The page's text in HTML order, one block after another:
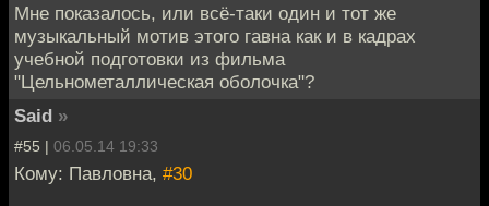
Мне показалось, или всё-таки один и тот же
музыкальный мотив этого гавна как и в кадрах
учебной подготовки из фильма
"Цельнометаллическая оболочка"?
Said »
#55 | 06.05.14 19:33
Кому: Павловна, #30